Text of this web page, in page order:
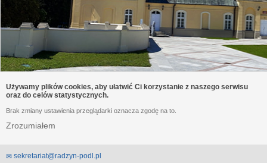
Używamy plików cookies, aby ułatwić Ci korzystanie z naszego serwisu
oraz do celów statystycznych.
Brak zmiany ustawienia przeglądarki oznacza zgodę na to.
Zrozumiałem
sekretariat@radzyn-podl.pl